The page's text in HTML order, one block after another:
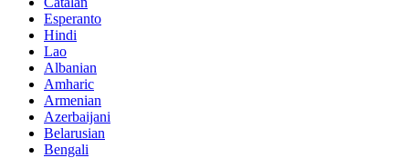
Esperanto
Hindi
Lao
Albanian
Amharic
Armenian
Azerbaijani
Belarusian
Bengali